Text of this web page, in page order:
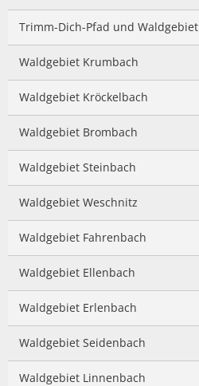
Trimm-Dich-Pfad und Waldgebiet
Waldgebiet Krumbach
Waldgebiet Kröckelbach
Waldgebiet Brombach
Waldgebiet Steinbach
Waldgebiet Weschnitz
Waldgebiet Fahrenbach
Waldgebiet Ellenbach
Waldgebiet Erlenbach
Waldgebiet Seidenbach
Waldgebiet Linnenbach